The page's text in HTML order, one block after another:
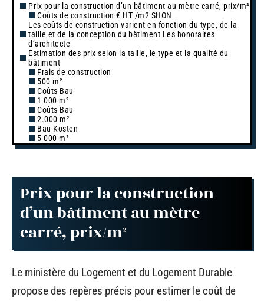
Prix pour la construction d’un bâtiment au mètre carré, prix/m²
Coûts de construction € HT /m2 SHON
Les coûts de construction varient en fonction du type, de la
taille et de la conception du bâtiment Les honoraires
d’architecte
Estimation des prix selon la taille, le type et la qualité du
bâtiment
Frais de construction
500 m²
Coûts Bau
1 000 m²
Coûts Bau
2.000 m²
Bau-Kosten
5 000 m²
Prix pour la construction
d’un bâtiment au mètre
carré, prix/m²
Le ministère du Logement et du Logement Durable
propose des repères précis pour estimer le coût de